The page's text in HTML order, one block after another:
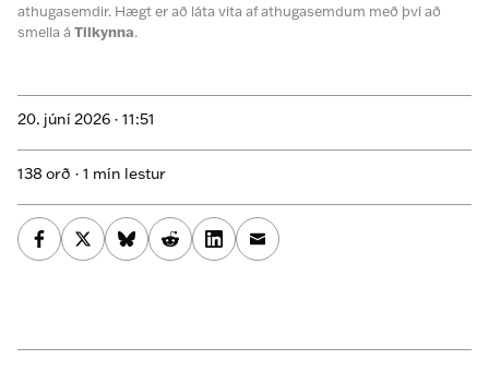
athugasemdir. Hægt er að láta vita af athugasemdum með því að
smella á Tilkynna.
20. júní 2026 · 11:51
138 orð · 1 mín lestur